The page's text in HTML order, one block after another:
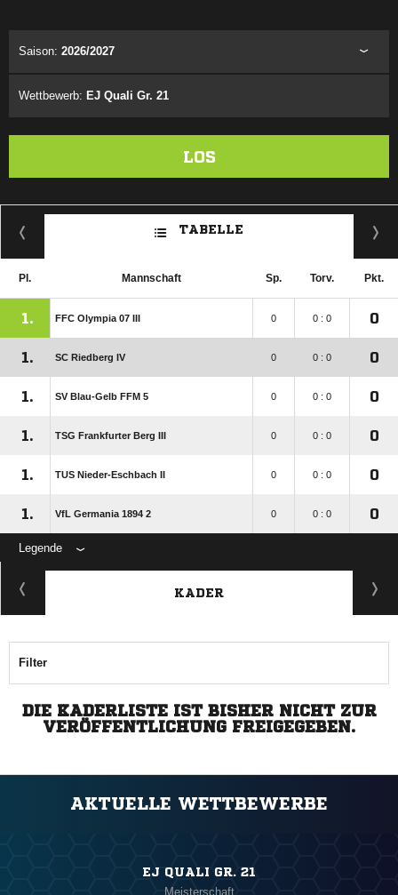
Saison: 2026/2027
Wettbewerb: EJ Quali Gr. 21
LOS
TABELLE
Pl. Mannschaft Sp. Torv. Pkt.
1. FFC Olympia 07 III 0 0 : 0 0
1. SC Riedberg IV 0 0 : 0 0
1. SV Blau-Gelb FFM 5 0 0 : 0 0
1. TSG Frankfurter Berg III 0 0 : 0 0
1. TUS Nieder-Eschbach II 0 0 : 0 0
1. VfL Germania 1894 2 0 0 : 0 0
Legende
KADER
Filter
DIE KADERLISTE IST BISHER NICHT ZUR
VERÖFFENTLICHUNG FREIGEGEBEN.
AKTUELLE WETTBEWERBE
EJ QUALI GR. 21
Meisterschaft